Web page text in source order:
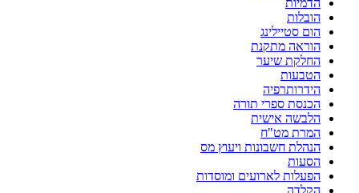
הדמיות
הובלות
הום סטיילינג
הוראה מתקנת
החלקת שיער
הטבעות
הידרותרפיה
הכנסת ספרי תורה
הלבשה אישית
המרת מט"ח
הנהלת חשבונות ויעוץ מס
הסעות
הפעלות לארועים ומוסדות